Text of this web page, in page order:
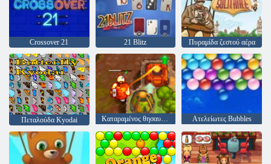
Crossover 21 21 Blitz Πυραμίδα ζεστού αέρα
Πεταλούδα Kyodai Καταραμένος θησαυρός 2 Ατελείωτες Bubbles